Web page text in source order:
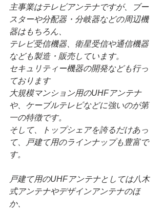
主事業はテレビアンテナですが、ブー
スターや分配器・分岐器などの周辺機
器はもちろん、
テレビ受信機器、衛星受信や通信機器
なども製造・販売しています。
セキュリティー機器の開発なども行っ
ております
大規模マンション用のUHFアンテナ
や、ケーブルテレビなどに強いのが第
一の特徴です。
そして、トップシェアを誇るだけあっ
て、戸建て用のラインナップも豊富で
す。
戸建て用のUHFアンテナとしては八木
式アンテナやデザインアンテナのほ
か、